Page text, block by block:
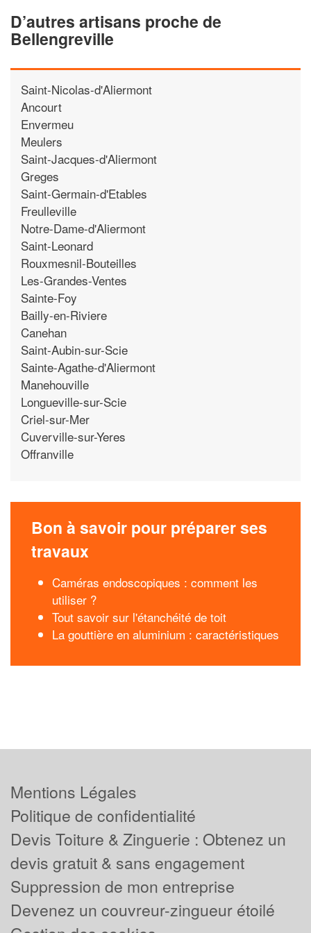
D’autres artisans proche de
Bellengreville
Saint-Nicolas-d'Aliermont
Ancourt
Envermeu
Meulers
Saint-Jacques-d'Aliermont
Greges
Saint-Germain-d'Etables
Freulleville
Notre-Dame-d'Aliermont
Saint-Leonard
Rouxmesnil-Bouteilles
Les-Grandes-Ventes
Sainte-Foy
Bailly-en-Riviere
Canehan
Saint-Aubin-sur-Scie
Sainte-Agathe-d'Aliermont
Manehouville
Longueville-sur-Scie
Criel-sur-Mer
Cuverville-sur-Yeres
Offranville
Bon à savoir pour préparer ses
travaux
Caméras endoscopiques : comment les
utiliser ?
Tout savoir sur l'étanchéité de toit
La gouttière en aluminium : caractéristiques
Mentions Légales
Politique de confidentialité
Devis Toiture & Zinguerie : Obtenez un
devis gratuit & sans engagement
Suppression de mon entreprise
Devenez un couvreur-zingueur étoilé